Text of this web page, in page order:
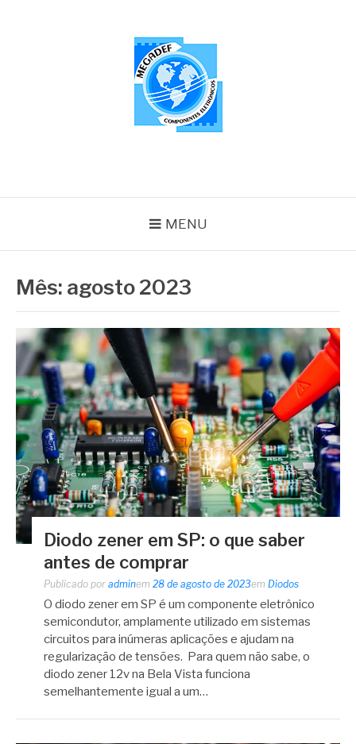
MENU
Mês: agosto 2023
Diodo zener em SP: o que saber
antes de comprar
Publicado por adminem 28 de agosto de 2023em Diodos
O diodo zener em SP é um componente eletrônico
semicondutor, amplamente utilizado em sistemas
circuitos para inúmeras aplicações e ajudam na
regularização de tensões. Para quem não sabe, o
diodo zener 12v na Bela Vista funciona
semelhantemente igual a um…